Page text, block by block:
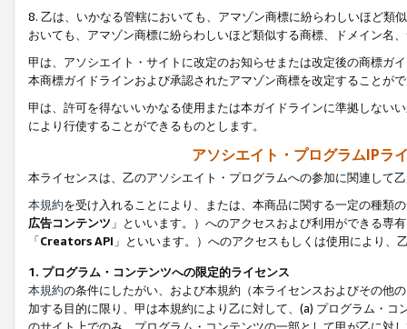
8. 乙は、いかなる管轄においても、アマゾン商標に紛らわしいほど類
おいても、アマゾン商標に紛らわしいほど類似する商標、ドメイン名
甲は、アソシエイト・サイトに改定のお知らせまたは改定後の商標ガ
本商標ガイドラインおよび承認されたアマゾン商標を改定することが
甲は、許可を得ないいかなる使用または本ガイドラインに準拠しない
により行使することができるものとします。
アソシエイト・プログラムIPラ
本ライセンスは、乙のアソシエイト・プログラムへの参加に関連して
本規約を受け入れることにより、または、本商品に関する一定の種類
広告コンテンツ 」といいます。）へのアクセスおよび利用ができる専
「Creators API 」といいます。）へのアクセスもしくは使用により
1. プログラム・コンテンツへの限定的ライセンス
本規約の条件にしたがい、および本規約（本ライセンスおよびその他
加する目的に限り、甲は本規約により乙に対して、(a) プログラム・
のサイト上でのみ、プログラム・コンテンツの一部として甲が乙に対